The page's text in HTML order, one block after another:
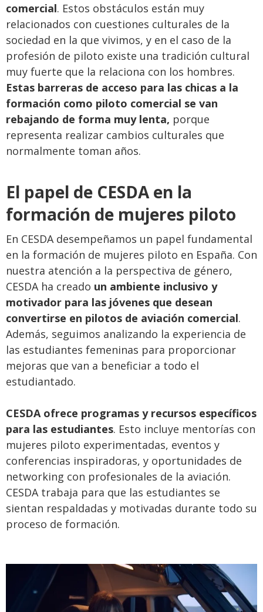
comercial. Estos obstáculos están muy
relacionados con cuestiones culturales de la
sociedad en la que vivimos, y en el caso de la
profesión de piloto existe una tradición cultural
muy fuerte que la relaciona con los hombres.
Estas barreras de acceso para las chicas a la
formación como piloto comercial se van
rebajando de forma muy lenta, porque
representa realizar cambios culturales que
normalmente toman años.
El papel de CESDA en la
formación de mujeres piloto
En CESDA desempeñamos un papel fundamental
en la formación de mujeres piloto en España. Con
nuestra atención a la perspectiva de género,
CESDA ha creado un ambiente inclusivo y
motivador para las jóvenes que desean
convertirse en pilotos de aviación comercial.
Además, seguimos analizando la experiencia de
las estudiantes femeninas para proporcionar
mejoras que van a beneficiar a todo el
estudiantado.
CESDA ofrece programas y recursos específicos
para las estudiantes. Esto incluye mentorías con
mujeres piloto experimentadas, eventos y
conferencias inspiradoras, y oportunidades de
networking con profesionales de la aviación.
CESDA trabaja para que las estudiantes se
sientan respaldadas y motivadas durante todo su
proceso de formación.